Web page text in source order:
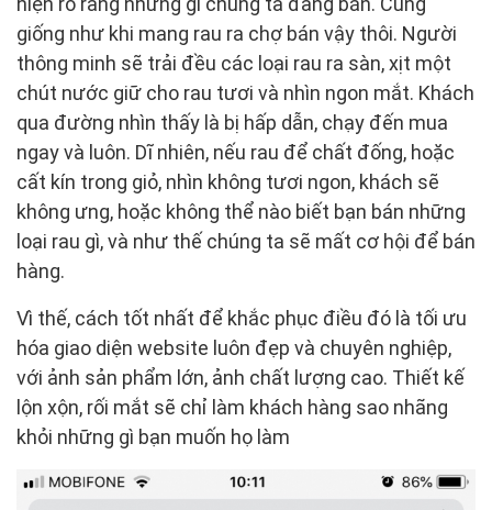
giống như khi mang rau ra chợ bán vậy thôi. Người
thông minh sẽ trải đều các loại rau ra sàn, xịt một
chút nước giữ cho rau tươi và nhìn ngon mắt. Khách
qua đường nhìn thấy là bị hấp dẫn, chạy đến mua
ngay và luôn. Dĩ nhiên, nếu rau để chất đống, hoặc
cất kín trong giỏ, nhìn không tươi ngon, khách sẽ
không ưng, hoặc không thể nào biết bạn bán những
loại rau gì, và như thế chúng ta sẽ mất cơ hội để bán
hàng.
Vì thế, cách tốt nhất để khắc phục điều đó là tối ưu
hóa giao diện website luôn đẹp và chuyên nghiệp,
với ảnh sản phẩm lớn, ảnh chất lượng cao. Thiết kế
lộn xộn, rối mắt sẽ chỉ làm khách hàng sao nhãng
khỏi những gì bạn muốn họ làm